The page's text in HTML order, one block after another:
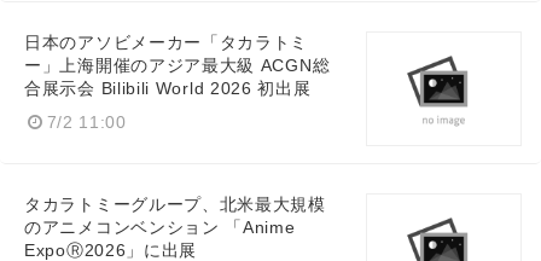
日本のアソビメーカー「タカラトミ
ー」上海開催のアジア最大級 ACGN総
合展示会 Bilibili World 2026 初出展
7/2 11:00
タカラトミーグループ、北米最大規模
のアニメコンベンション 「Anime
ExpoⓇ2026」に出展